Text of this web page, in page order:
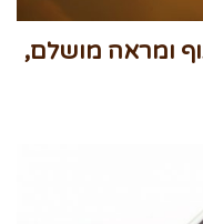
ומראה מושלם,